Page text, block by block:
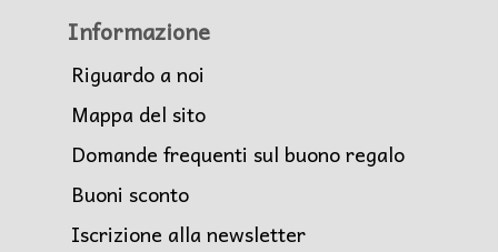
Informazione
Riguardo a noi
Mappa del sito
Domande frequenti sul buono regalo
Buoni sconto
Iscrizione alla newsletter